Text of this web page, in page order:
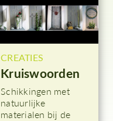
CREATIES
Kruiswoorden
Schikkingen met
natuurlijke
materialen bij de